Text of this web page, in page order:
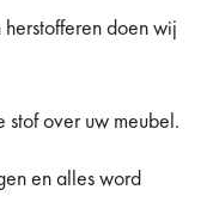
doen wij
over uw meubel.
en alles word